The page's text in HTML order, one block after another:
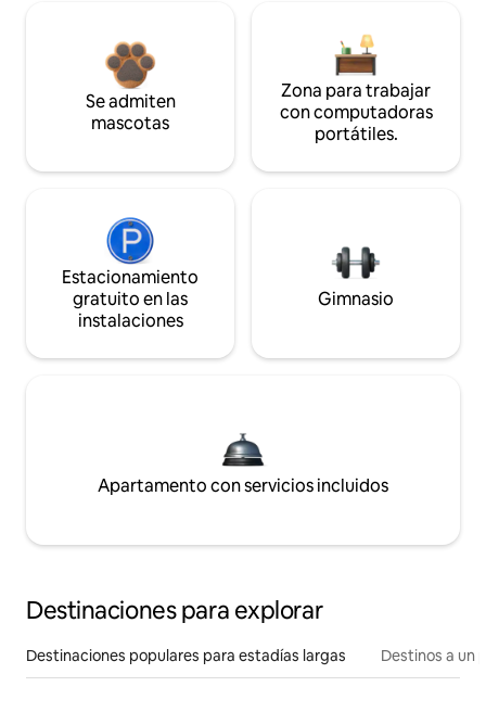
Se admiten
mascotas
Zona para trabajar
con computadoras
portátiles.
Estacionamiento
gratuito en las
instalaciones
Gimnasio
Apartamento con servicios incluidos
Destinaciones para explorar
Destinaciones populares para estadías largas Destinos a un